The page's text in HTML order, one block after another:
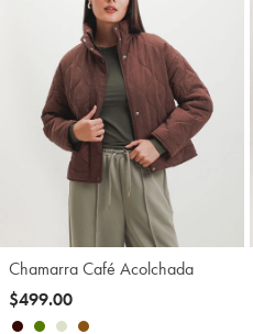
Chamarra Café Acolchada
$499.00